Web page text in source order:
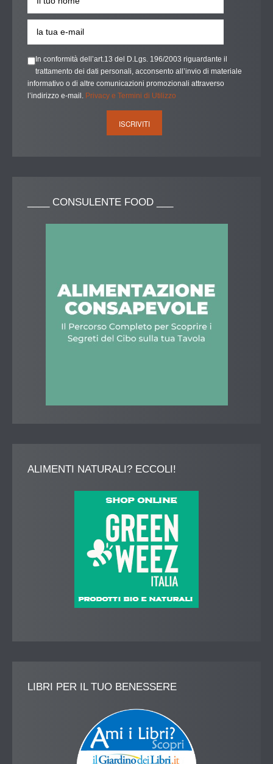
In conformità dell’art.13 del D.Lgs. 196/2003 riguardante il
trattamento dei dati personali, acconsento all’invio di materiale
informativo o di altre comunicazioni promozionali attraverso
l’indirizzo e-mail. Privacy e Termini di Utilizzo
CONSULENTE FOOD ___
ALIMENTI NATURALI? ECCOLI!
LIBRI PER IL TUO BENESSERE